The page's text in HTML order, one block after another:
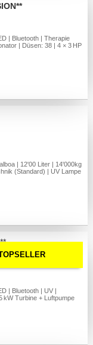
| Bluetooth | Therapie
| Düsen: 38 | 4 × 3 HP
| 12'00 Liter | 14'000kg
(Standard) | UV Lampe
| Bluetooth | UV |
kW Turbine + Luftpumpe